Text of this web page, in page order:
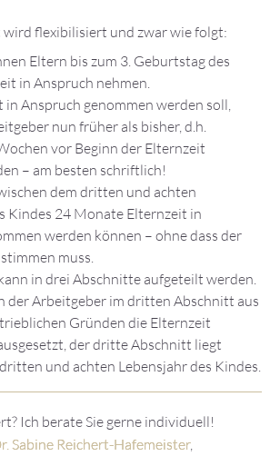
wird flexibilisiert und zwar wie folgt:
Eltern bis zum 3. Geburtstag des
in Anspruch nehmen.
in Anspruch genommen werden soll,
nun früher als bisher, d.h.
vor Beginn der Elternzeit
– am besten schriftlich!
dem dritten und achten
Kindes 24 Monate Elternzeit in
werden können – ohne dass der
muss.
in drei Abschnitte aufgeteilt werden.
der Arbeitgeber im dritten Abschnitt aus
Gründen die Elternzeit
der dritte Abschnitt liegt
und achten Lebensjahr des Kindes.
Ich berate Sie gerne individuell!
Sabine Reichert-Hafemeister,